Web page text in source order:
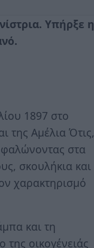
Υπήρξε η
1897 στο
της Αμέλια Ότις,
στα
σκουλήκια και
χαρακτηρισμό
και τη
οικογένειάς